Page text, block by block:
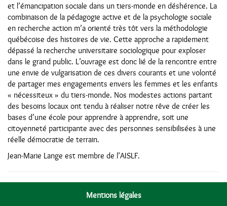
et l’émancipation sociale dans un tiers-monde en déshérence. La
combinaison de la pédagogie active et de la psychologie sociale
en recherche action m’a orienté très tôt vers la méthodologie
québécoise des histoires de vie. Cette approche a rapidement
dépassé la recherche universitaire sociologique pour exploser
dans le grand public. L’ouvrage est donc lié de la rencontre entre
une envie de vulgarisation de ces divers courants et une volonté
de partager mes engagements envers les femmes et les enfants
« nécessiteux » du tiers-monde. Nos modestes actions partant
des besoins locaux ont tendu à réaliser notre rêve de créer les
bases d’une école pour apprendre à apprendre, soit une
citoyenneté participante avec des personnes sensibilisées à une
réelle démocratie de terrain.
Jean-Marie Lange est membre de l’AISLF.
Mentions légales